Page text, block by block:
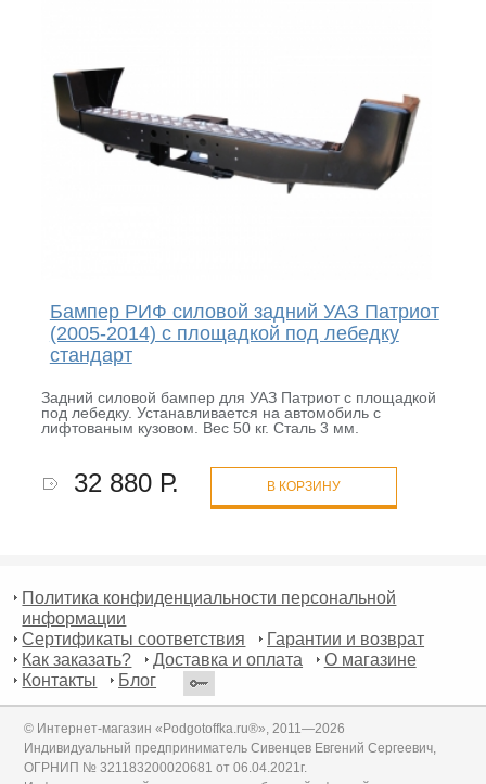
Бампер РИФ силовой задний УАЗ Патриот
(2005-2014) с площадкой под лебедку
стандарт
Задний силовой бампер для УАЗ Патриот с площадкой
под лебедку. Устанавливается на автомобиль с
лифтованым кузовом. Вес 50 кг. Сталь 3 мм.
32 880 Р. В КОРЗИНУ
Политика конфиденциальности персональной
информации
Сертификаты соответствия
Гарантии и возврат
Как заказать?
Доставка и оплата
О магазине
Контакты
Блог
© Интернет-магазин «Podgotoffka.ru®», 2011—2026
Индивидуальный предприниматель Сивенцев Евгений Сергеевич,
ОГРНИП № 321183200020681 от 06.04.2021г.